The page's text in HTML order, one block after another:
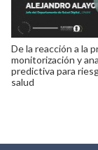
De la reacción a la
monitorización y
predictiva para
salud